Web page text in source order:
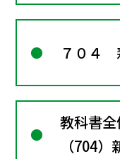
７０４
教科書全
（704）